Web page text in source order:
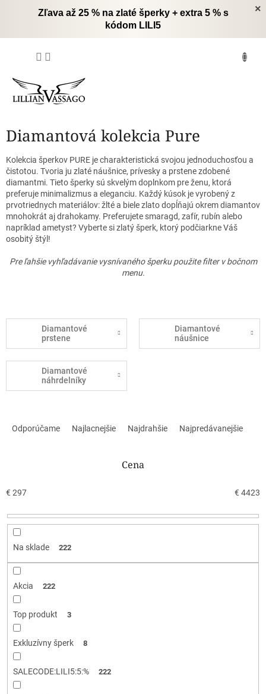
×
Zľava až 25 % na zlaté šperky + extra 5 % s
kódom LILI5
Diamantová kolekcia Pure
Kolekcia šperkov PURE je charakteristická svojou jednoduchosťou a
čistotou. Tvoria ju zlaté náušnice, prívesky a prstene zdobené
diamantmi. Tieto šperky sú skvelým doplnkom pre ženu, ktorá
preferuje minimalizmus a eleganciu. Každý kúsok je vyrobený z
prvotriednych materiálov: žlté a biele zlato dopĺňajú okrem diamantov
mnohokrát aj drahokamy. Preferujete smaragd, zafír, rubín alebo
napríklad ametyst? Vyberte si zlatý šperk, ktorý podčiarkne Váš
osobitý štýl!
Pre ľahšie vyhľadávanie vysnívaného šperku použite filter v bočnom
menu.
Diamantové
prstene
Diamantové
náušnice
Diamantové
náhrdelníky
e
r
Odporúčame Najlacnejšie Najdrahšie Najpredávanejšie
Cena
€ 297 € 4423
Na sklade 222
Akcia 222
Top produkt 3
Exkluzívny šperk 8
SALECODE:LILI5:5:% 222